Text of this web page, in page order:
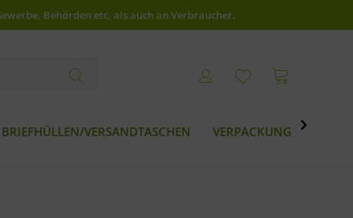
Behörden etc. als auch an Verbraucher.
BRIEFHÜLLEN/VERSANDTASCHEN VERPACKUNG 